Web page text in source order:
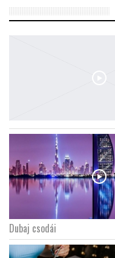
Dubaj csodái